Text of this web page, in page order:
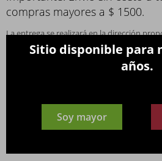
Sitio disponible para
años.
Soy mayor
compras mayores a $ 1500.
La entrega se realizará en la dirección
siendo de su exclusiva responsabilidad la
informar en un período máximo de 24
info@lavigne.com.uy para informar de la